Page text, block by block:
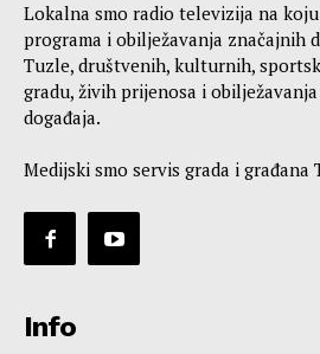
Lokalna smo radio televizija na
programa i obilježavanja značajnih
Tuzle, društvenih, kulturnih,
gradu, živih prijenosa i
događaja.
Medijski smo servis grada i građana
Info